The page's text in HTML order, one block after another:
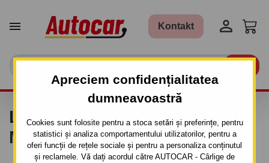
Apreciem confidențialitatea
dumneavoastră
Cookies sunt folosite pentru a stoca setări și preferințe, pentru
statistici și analiza comportamentului utilizatorilor, pentru a
oferi funcții de rețele sociale și pentru a personaliza conținutul
și reclamele. Vă dați acordul către AUTOCAR - Cârlige de
 Kontakt 
LISTA DE PRODUSE DUPA
MARCA NEDES, S.R.O.